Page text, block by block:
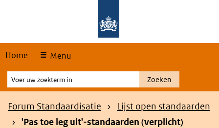
Home Menu
Voer
uw
zoekterm
Zoeken
Kruimelpad
Forum Standaardisatie
Lijst open standaarden
'Pas toe leg uit'-standaarden (verplicht)